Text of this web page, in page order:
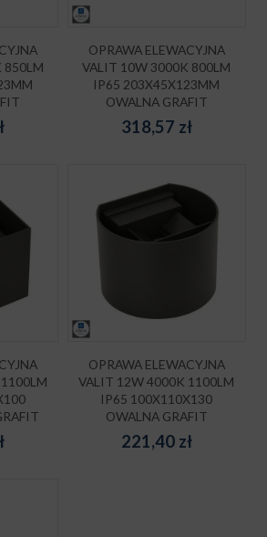
850LM
OPRAWA ELEWACYJNA
VALIT 10W 3000K 800LM
IP65 203X45X123MM
OWALNA GRAFIT
318,57 zł
OPRAWA ELEWACYJNA
VALIT 12W 4000K 1100LM
IP65 100X110X130
OWALNA GRAFIT
221,40zł